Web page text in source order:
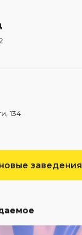
134
заведения